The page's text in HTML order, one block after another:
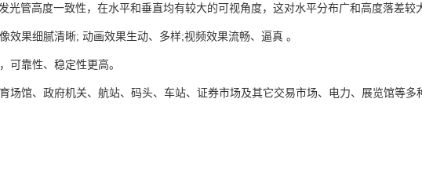
光管高度一致性，在水平和垂直均有较大的可视角度，这对水平分布广和高度落差较
果细腻清晰; 动画效果生动、多样;视频效果流畅、逼真 。
可靠性、稳定性更高。
场馆、政府机关、航站、码头、车站、证券市场及其它交易市场、电力、展览馆等多